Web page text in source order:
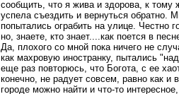
сообщить, что я жива и здорова, к
успела съездить и вернуться обратно.
попытались ограбить на улице. Честно
но, знаете, кто знает....как поется в
Да, плохого со мной пока ничего не
как махровую иностранку, пытались
еще раз повторюсь, что Богота, с ее
конечно, не радует совсем, равно как
городе можно найти и что-то